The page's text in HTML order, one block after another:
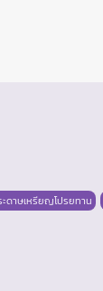
ดาษเหรียญโปรยทาน